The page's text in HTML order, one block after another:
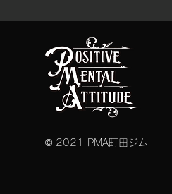
© 2021 PMA町田ジム